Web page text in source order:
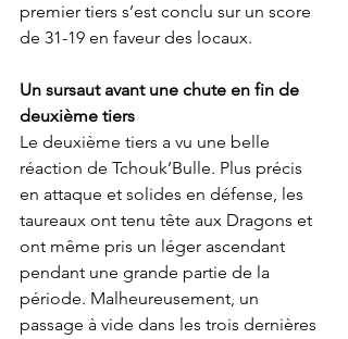
premier tiers s’est conclu sur un score
de 31-19 en faveur des locaux.
Un sursaut avant une chute en fin de
deuxième tiers
Le deuxième tiers a vu une belle
réaction de Tchouk’Bulle. Plus précis
en attaque et solides en défense, les
taureaux ont tenu tête aux Dragons et
ont même pris un léger ascendant
pendant une grande partie de la
période. Malheureusement, un
passage à vide dans les trois dernières